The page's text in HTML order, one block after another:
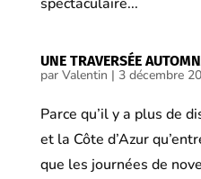
UNE TRAVERSÉE
par Valentin | 3 décembre
Parce qu’il y a plus de
et la Côte d’Azur
que les journées de